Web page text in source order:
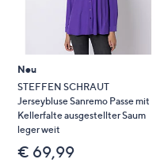
Neu
STEFFEN SCHRAUT
Jerseybluse Sanremo Passe mit
Kellerfalte ausgestellter Saum
leger weit
€ 69,99